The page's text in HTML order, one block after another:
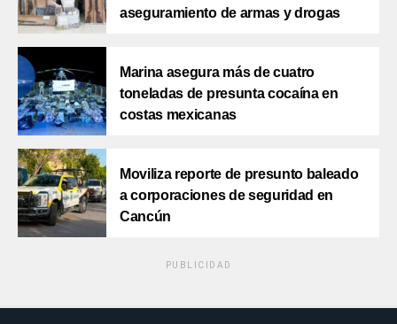
aseguramiento de armas y drogas
Marina asegura más de cuatro
toneladas de presunta cocaína en
costas mexicanas
Moviliza reporte de presunto baleado
a corporaciones de seguridad en
Cancún
PUBLICIDAD